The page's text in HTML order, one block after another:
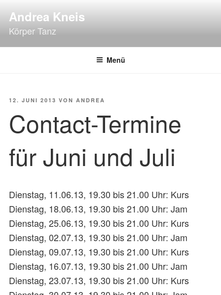
Inhalt
springen
Andrea Kneis
Körper Tanz
Menü
VERÖFFENTLICHT
12. JUNI 2013 VON ANDREA
Contact-Termine
für Juni und Juli
Dienstag, 11.06.13, 19.30 bis 21.00 Uhr: Kurs
Dienstag, 18.06.13, 19.30 bis 21.00 Uhr: Jam
Dienstag, 25.06.13, 19.30 bis 21.00 Uhr: Kurs
Dienstag, 02.07.13, 19.30 bis 21.00 Uhr: Jam
Dienstag, 09.07.13, 19.30 bis 21.00 Uhr: Kurs
Dienstag, 16.07.13, 19.30 bis 21.00 Uhr: Jam
Dienstag, 23.07.13, 19.30 bis 21.00 Uhr: Kurs